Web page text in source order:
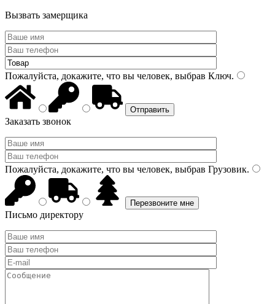
Вызвать замерщика
Пожалуйста, докажите, что вы человек, выбрав Ключ.
Заказать звонок
Пожалуйста, докажите, что вы человек, выбрав Грузовик.
Письмо директору